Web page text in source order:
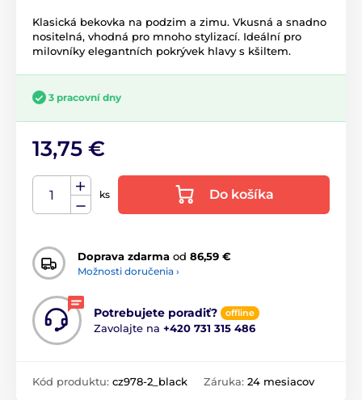
Klasická bekovka na podzim a zimu. Vkusná a snadno
nositelná, vhodná pro mnoho stylizací. Ideální pro
milovníky elegantních pokrývek hlavy s kšiltem.
3 pracovní dny
13,75 €
ks Do košíka
Doprava zdarma od 86,59 €
Možnosti doručenia ›
Potrebujete poradiť? offline
Zavolajte na +420 731 315 486
Kód produktu: cz978-2_black Záruka: 24 mesiacov